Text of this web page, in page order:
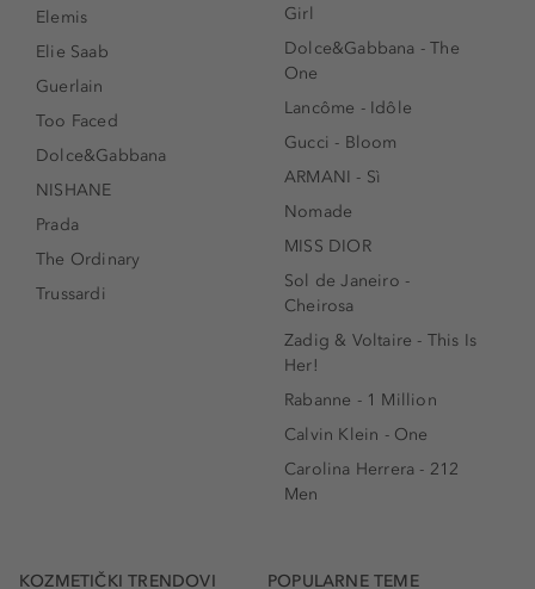
Elemis
Elie Saab
Guerlain
Too Faced
Dolce&Gabbana
NISHANE
Prada
The Ordinary
Trussardi
Girl
Dolce&Gabbana - The
One
Lancôme - Idôle
Gucci - Bloom
ARMANI - Sì
Nomade
MISS DIOR
Sol de Janeiro -
Cheirosa
Zadig & Voltaire - This Is
Her!
Rabanne - 1 Million
Calvin Klein - One
Carolina Herrera - 212
Men
KOZMETIČKI TRENDOVI POPULARNE TEME